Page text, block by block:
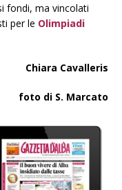
fondi, ma vincolati
per le Olimpiadi
Chiara Cavalleris
foto di S. Marcato